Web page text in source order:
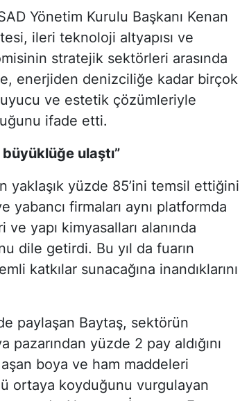
Yönetim Kurulu Başkanı Kenan
ileri teknoloji altyapısı ve
stratejik sektörleri arasında
enerjiden denizciliğe kadar birçok
ve estetik çözümleriyle
ifade etti.
ulaştı”
yaklaşık yüzde 85’ini temsil ettiğini
firmaları aynı platformda
yapı kimyasalları alanında
dile getirdi. Bu yıl da fuarın
katkılar sunacağına inandıklarını
paylaşan Baytaş, sektörün
yüzde 2 pay aldığını
boya ve ham maddeleri
ortaya koyduğunu vurgulayan